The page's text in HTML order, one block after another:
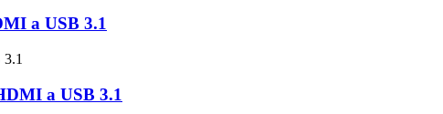
a USB 3.1
a USB 3.1